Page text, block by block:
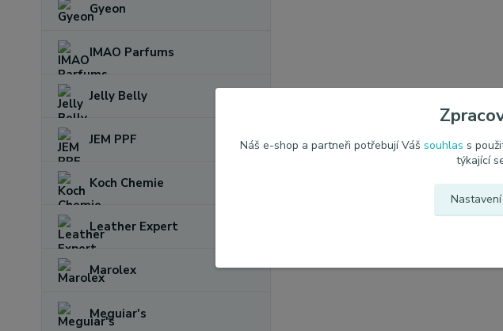
Gyeon
IMAO Parfums
Jelly Belly
JEM PPF
Koch Chemie
Leather Expert
Marolex
Meguiar's
Náš e-shop a partneři potřebují Váš souhlas s
týkající
Nastavení